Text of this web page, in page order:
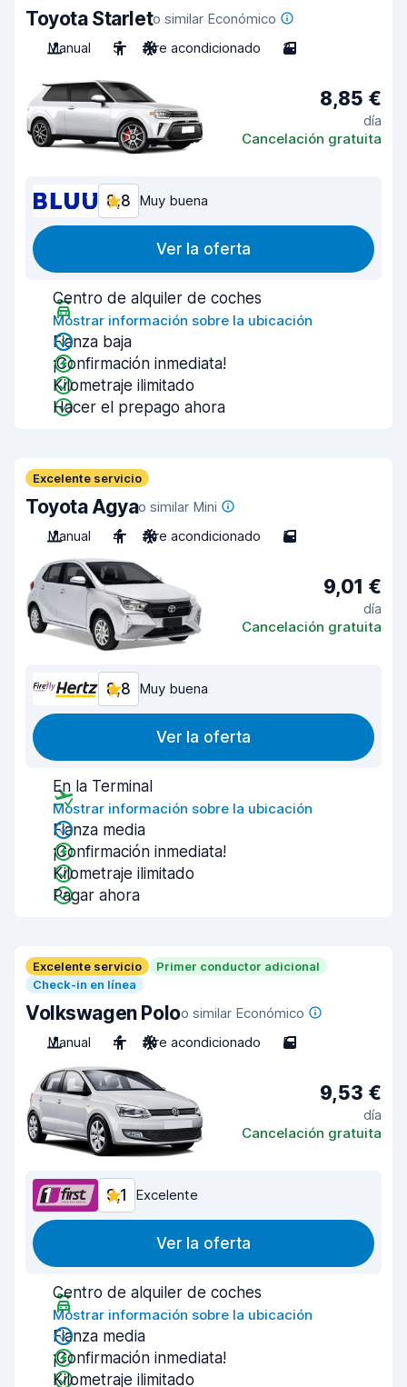
Toyota Starleto similar Económico
Manual
5 Aire acondicionado 3
8,85 €
día
Cancelación gratuita
8,8 Muy buena
Ver la oferta
Centro de alquiler de coches
Mostrar información sobre la ubicación
Fianza baja
¡Confirmación inmediata!
Kilometraje ilimitado
Hacer el prepago ahora
Excelente servicio
Toyota Agyao similar Mini
Manual
4 Aire acondicionado 5
9,01 €
día
Cancelación gratuita
8,8 Muy buena
Ver la oferta
En la Terminal
Mostrar información sobre la ubicación
Fianza media
¡Confirmación inmediata!
Kilometraje ilimitado
Pagar ahora
Excelente servicio
Primer conductor adicional
Check-in en línea
Volkswagen Poloo similar Económico
Manual
4 Aire acondicionado 5
9,53 €
día
Cancelación gratuita
9,1 Excelente
Ver la oferta
Centro de alquiler de coches
Mostrar información sobre la ubicación
Fianza media
¡Confirmación inmediata!
Kilometraje ilimitado